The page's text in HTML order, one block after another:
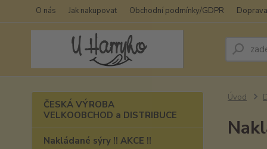
O nás Jak nakupovat Obchodní podmínky/GDPR
ČESKÁ VÝROBA
VELKOOBCHOD a DISTRIBUCE
Nakládané sýry !! AKCE !!
Úvod